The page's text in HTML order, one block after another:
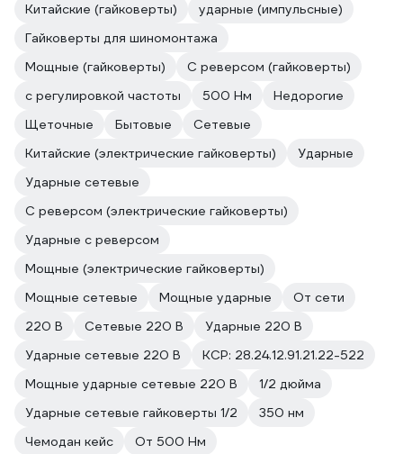
Китайские (гайковерты)
ударные (импульсные)
Гайковерты для шиномонтажа
Мощные (гайковерты)
С реверсом (гайковерты)
с регулировкой частоты
500 Нм
Недорогие
Щеточные
Бытовые
Сетевые
Китайские (электрические гайковерты)
Ударные
Ударные сетевые
С реверсом (электрические гайковерты)
Ударные с реверсом
Мощные (электрические гайковерты)
Мощные сетевые
Мощные ударные
От сети
220 В
Сетевые 220 В
Ударные 220 В
Ударные сетевые 220 В
КСР: 28.24.12.91.21.22-522
Мощные ударные сетевые 220 В
1/2 дюйма
Ударные сетевые гайковерты 1/2
350 нм
Чемодан кейс
От 500 Нм